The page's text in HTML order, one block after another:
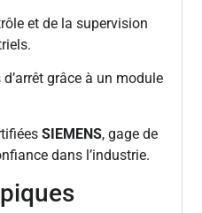
et de la supervision
grâce à un module
SIEMENS, gage de
dans l’industrie.